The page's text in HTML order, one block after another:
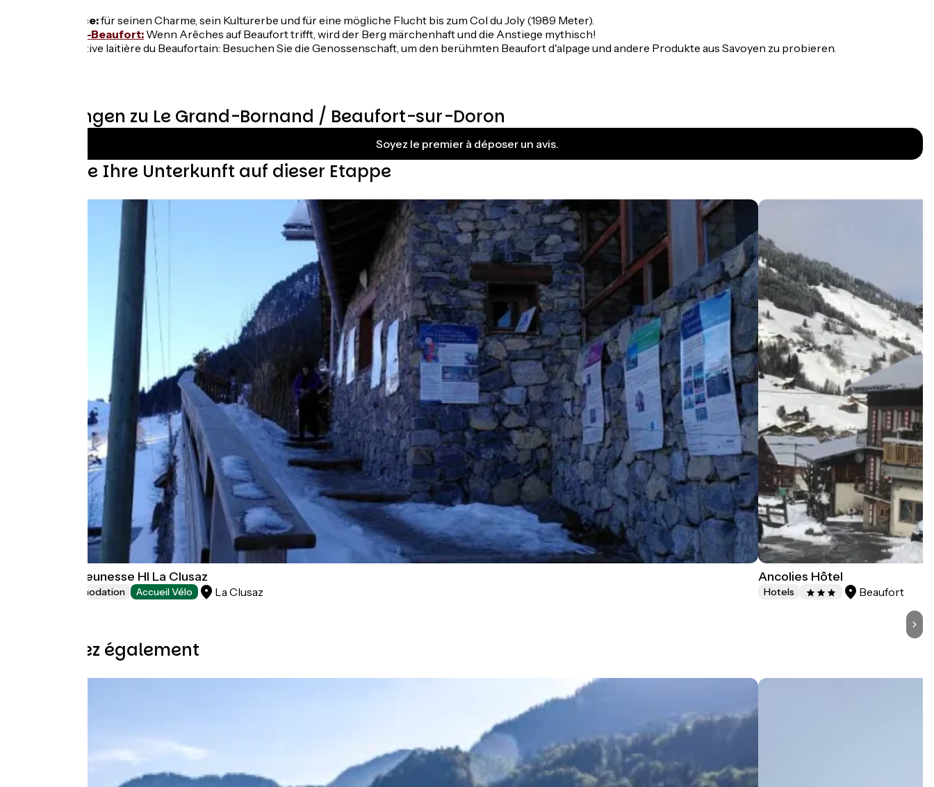
Hauteluce:für seinen Charme, sein Kulturerbe und für eine mögliche Flucht bis zum Col du Joly (1989 Meter).
Arêches-Beaufort: Wenn Arêches auf Beaufort trifft, wird der Berg märchenhaft und die Anstiege mythisch!
Cooperative laitière du Beaufortain: Besuchen Sie die Genossenschaft, um den berühmten Beaufort d'alpage und andere Produkte aus Savoyen zu probieren.
Bewertungen zu Le Grand-Bornand / Beaufort-sur-Doron
Soyez le premier à déposer un avis.
Finden Sie Ihre Unterkunft auf dieser Etappe
Auberge de jeunesse HI La Clusaz
Group accommodation Accueil Vélo La Clusaz
Ancolies Hôtel
Hotels Beaufort
Découvrez également